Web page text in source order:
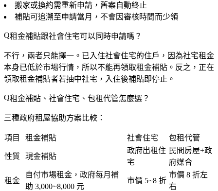
搬家或換約需重新申請，舊案自動終止
補貼可追溯至申請當月，不會因審核時間而少領
租金補貼跟社會住宅可以同時申請嗎？
不行，兩者只能擇一 。已入住社會住宅的住戶，因為社宅租金
本身已低於市場行情，所以不能再領取租金補貼。反之，正在
領取租金補貼者若抽中社宅，入住後補貼即停止。
租金補貼、社會住宅、包租代管怎麼選？
三種政府租屋協助方案比較：
項目 租金補貼 社會住宅 包租代管
性質 現金補貼
政府出租住
宅
民間房屋+政
府媒合
租金
自付市場租金，政府每月補
助 3,000~8,000 元
市價 5~8 折
市價 8 折左
右